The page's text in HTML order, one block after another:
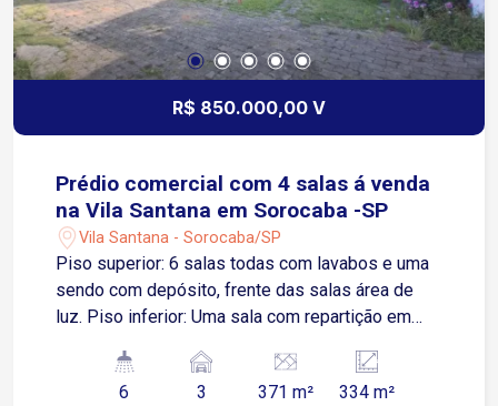
infraestrutura completa, favorecendo negócios
de médio e grande porte e garantindo forte
potencial de valorização imobiliária. O imóvel
encontra-se atualmente alugado para um posto
de gasolina em pleno funcionamento
R$ 850.000,00 V
Prédio comercial com 4 salas á venda
na Vila Santana em Sorocaba -SP
Vila Santana - Sorocaba/SP
Piso superior: 6 salas todas com lavabos e uma
sendo com depósito, frente das salas área de
luz. Piso inferior: Uma sala com repartição em
Uma copa. Ao fundo varanda e uma grande sala.
Um depósito sem pintura (somente rebocado).
6 3 371 m² 334 m²